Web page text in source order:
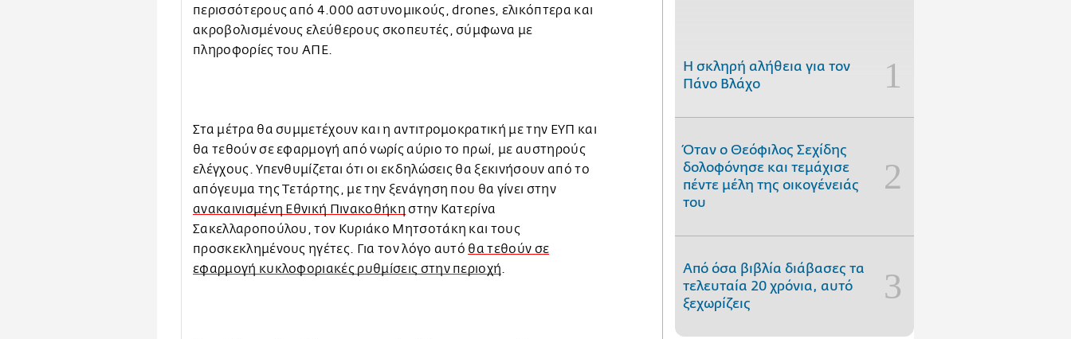
περισσότερους από 4.000 αστυνομικούς,drones, ελικόπτερα και
ακροβολισμένους ελεύθερους σκοπευτές, σύμφωνα με
πληροφορίες του ΑΠΕ.
Στα μέτρα θα συμμετέχουν και η αντιτρομοκρατική με την ΕΥΠ και
θα τεθούν σε εφαρμογή από νωρίς αύριο το πρωί, με αυστηρούς
ελέγχους. Υπενθυμίζεται ότι οι εκδηλώσεις θα ξεκινήσουν από το
απόγευμα της Τετάρτης, με την ξενάγηση που θα γίνει στην
ανακαινισμένη Εθνική Πινακοθήκη στην Κατερίνα
Σακελλαροπούλου, τον Κυριάκο Μητσοτάκη και τους
προσκεκλημένους ηγέτες. Για τον λόγο αυτό θα τεθούν σε
εφαρμογή κυκλοφοριακές ρυθμίσεις στην περιοχή.
H σκληρή αλήθεια για τον
Πάνο Βλάχο
Όταν ο Θεόφιλος Σεχίδης
δολοφόνησε και τεμάχισε
πέντε μέλη της οικογένειάς
του
Από όσα βιβλία διάβασες τα
τελευταία 20 χρόνια, αυτό
ξεχωρίζεις